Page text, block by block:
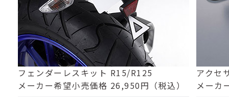
フェンダーレスキット R15/R125
メーカー希望小売価格 26,950円（税込）
アクセ
メーカ